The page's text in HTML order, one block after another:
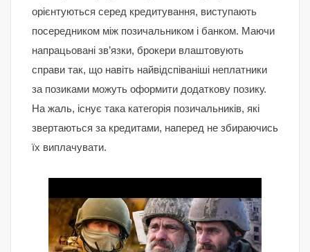
орієнтуються серед кредитування, виступають
посередником між позичальником і банком. Маючи
напрацьовані зв’язки, брокери влаштовують
справи так, що навіть найвідспіваніші неплатники
за позиками можуть оформити додаткову позику.
На жаль, існує така категорія позичальників, які
звертаються за кредитами, наперед не збираючись
їх виплачувати.